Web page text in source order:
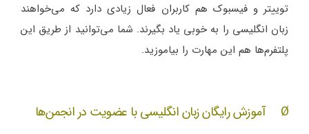
توییتر و فیسبوک هم کاربران فعال زیادی دارد که می‌خواهند
زبان انگلیسی را به خوبی یاد بگیرند. شما می‌توانید از طریق این
پلتفرم‌ها هم این مهارت را بیاموزید.
Ø آموزش رایگان زبان انگلیسی با عضویت در انجمن‌ها